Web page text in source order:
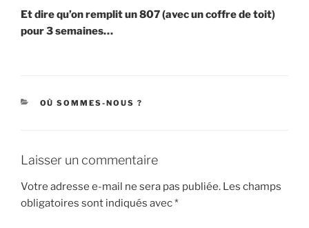
Et dire qu’on remplit un 807 (avec un coffre de toit)
pour 3 semaines…
CATÉGORIES
OÙ SOMMES-NOUS ?
Laisser un commentaire
Votre adresse e-mail ne sera pas publiée. Les champs
obligatoires sont indiqués avec*